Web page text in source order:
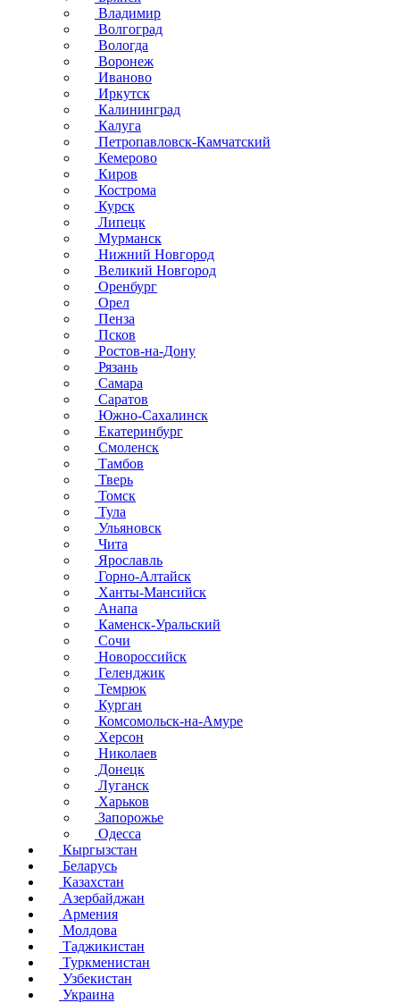
Владимир
Волгоград
Вологда
Воронеж
Иваново
Иркутск
Калининград
Калуга
Петропавловск-Камчатский
Кемерово
Киров
Кострома
Курск
Липецк
Мурманск
Нижний Новгород
Великий Новгород
Оренбург
Орел
Пенза
Псков
Ростов-на-Дону
Рязань
Самара
Саратов
Южно-Сахалинск
Екатеринбург
Смоленск
Тамбов
Тверь
Томск
Тула
Ульяновск
Чита
Ярославль
Горно-Алтайск
Ханты-Мансийск
Анапа
Каменск-Уральский
Сочи
Новороссийск
Геленджик
Темрюк
Курган
Комсомольск-на-Амуре
Херсон
Николаев
Донецк
Луганск
Харьков
Запорожье
Одесса
Кыргызстан
Беларусь
Казахстан
Азербайджан
Армения
Молдова
Таджикистан
Туркменистан
Узбекистан
Украина